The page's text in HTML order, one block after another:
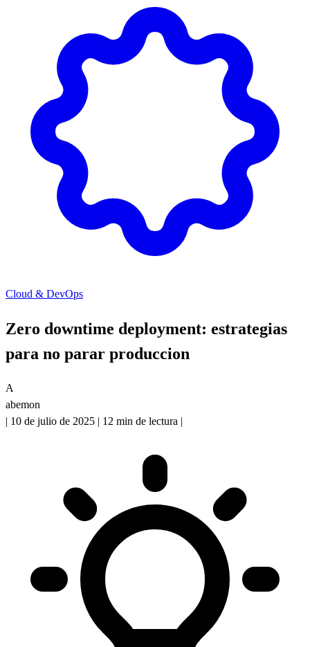
Cloud & DevOps
Zero downtime deployment: estrategias
para no parar produccion
A
abemon
| 10 de julio de 2025 | 12 min de lectura |